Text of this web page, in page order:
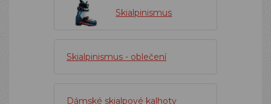
Skialpinismus
Skialpinismus - oblečení
Dámské skialpové kalhoty